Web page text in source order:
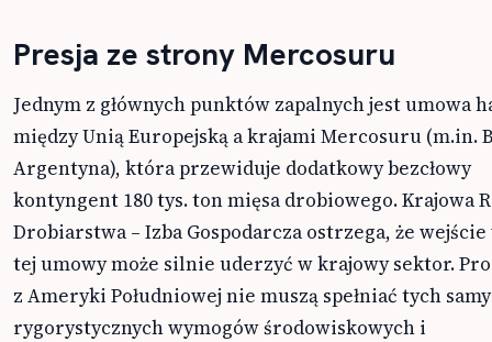
Presja ze strony Mercosuru
Jednym z głównych punktów zapalnych jest umowa
między Unią Europejską a krajami Mercosuru (m.in.
Argentyna), która przewiduje dodatkowy bezcłowy
kontyngent 180 tys. ton mięsa drobiowego. Krajowa
Drobiarstwa – Izba Gospodarcza ostrzega, że
tej umowy może silnie uderzyć w krajowy sektor.
z Ameryki Południowej nie muszą spełniać tych
rygorystycznych wymogów środowiskowych i